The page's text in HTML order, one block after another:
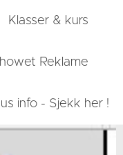
Klasser & kurs
Reklame
info - Sjekk her !